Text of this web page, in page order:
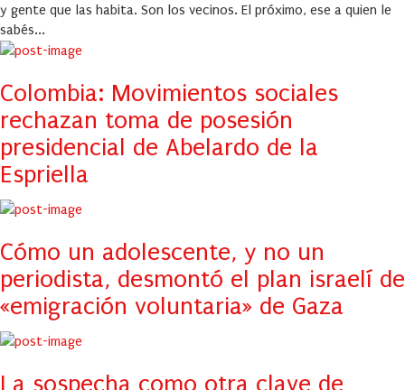
y gente que las habita. Son los vecinos. El próximo, ese a quien le
sabés...
Colombia: Movimientos sociales
rechazan toma de posesión
presidencial de Abelardo de la
Espriella
Cómo un adolescente, y no un
periodista, desmontó el plan israelí de
«emigración voluntaria» de Gaza